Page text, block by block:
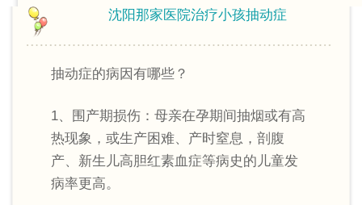
沈阳那家医院治疗小孩抽动症
抽动症的病因有哪些？
1、围产期损伤：母亲在孕期间抽烟或有高
热现象，或生产困难、产时窒息，剖腹
产、新生儿高胆红素血症等病史的儿童发
病率更高。